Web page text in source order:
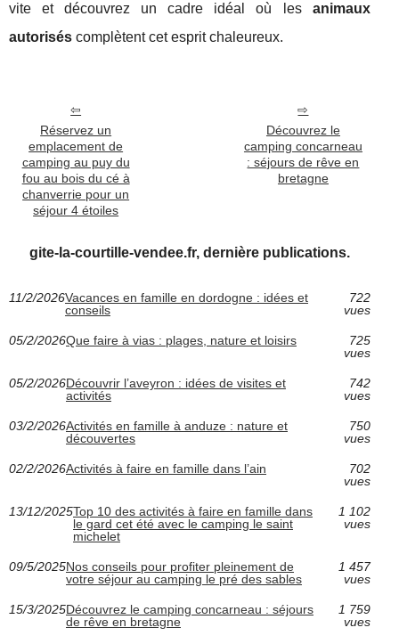
vite et découvrez un cadre idéal où les animaux
autorisés complètent cet esprit chaleureux.
Réservez un
emplacement de
camping au puy du
fou au bois du cé à
chanverrie pour un
séjour 4 étoiles
Découvrez le
camping concarneau
: séjours de rêve en
bretagne
gite-la-courtille-vendee.fr, dernière publications.
11/2/2026Vacances en famille en dordogne : idées et
conseils
722
vues
05/2/2026Que faire à vias : plages, nature et loisirs
725
vues
05/2/2026Découvrir l’aveyron : idées de visites et
activités
742
vues
03/2/2026Activités en famille à anduze : nature et
découvertes
750
vues
02/2/2026Activités à faire en famille dans l’ain
702
vues
13/12/2025Top 10 des activités à faire en famille dans
le gard cet été avec le camping le saint
michelet
1 102
vues
09/5/2025Nos conseils pour profiter pleinement de
votre séjour au camping le pré des sables
1 457
vues
15/3/2025Découvrez le camping concarneau : séjours
de rêve en bretagne
1 759
vues